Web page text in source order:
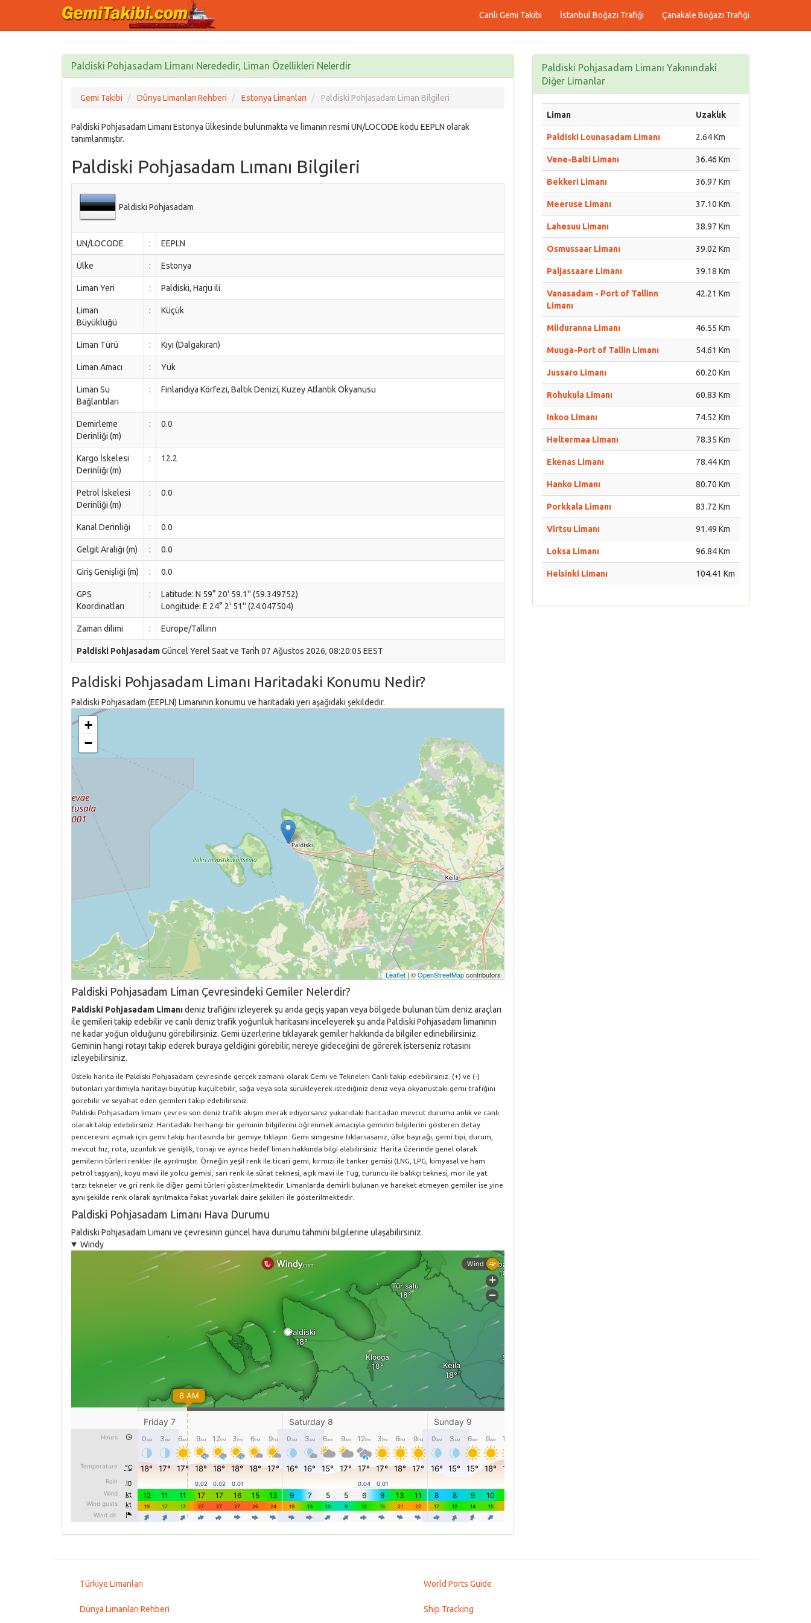
Canlı Gemi Takibi İstanbul Boğazı Trafiği Çanakale Boğazı Trafiği
Paldiski Pohjasadam Limanı Nerededir, Liman Özellikleri Nelerdir
Gemi Takibi Dünya Limanları Rehberi Estonya Limanları Paldiski Pohjasadam Liman Bilgileri
Paldiski Pohjasadam Limanı Estonya ülkesinde bulunmakta ve limanın resmi UN/LOCODE kodu EEPLN olarak
tanımlanmıştır.
Paldiski Pohjasadam Lımanı Bilgileri
Paldiski Pohjasadam
UN/LOCODE : EEPLN
Ülke : Estonya
Liman Yeri : Paldiski, Harju ili
Liman
Büyüklüğü
: Küçük
Liman Türü : Kıyı (Dalgakıran)
Liman Amacı : Yük
Liman Su
Bağlantıları
: Finlandiya Körfezi, Baltık Denizi, Kuzey Atlantik Okyanusu
Demirleme
Derinliği (m)
: 0.0
Kargo İskelesi
Derinliği (m)
: 12.2
Petrol İskelesi
Derinliği (m)
: 0.0
Kanal Derinliği : 0.0
Gelgit Aralığı (m) : 0.0
Giriş Genişliği (m) : 0.0
GPS
Koordinatları
:
Latitude: N 59° 20' 59.1'' (59.349752)
Longitude: E 24° 2' 51'' (24.047504)
Zaman dilimi : Europe/Tallinn
Paldiski PohjasadamGüncel Yerel Saat ve Tarih 07 Ağustos 2026, 08:20:05 EEST
Paldiski Pohjasadam Limanı Haritadaki Konumu Nedir?
Paldiski Pohjasadam (EEPLN) Limanının konumu ve haritadaki yeri aşağıdaki şekildedir.
+
−
Leaflet | ©OpenStreetMapcontributors
Paldiski Pohjasadam Liman Çevresindeki Gemiler Nelerdir?
Paldiski Pohjasadam Limanıdeniz trafiğini izleyerek şu anda geçiş yapan veya bölgede bulunan tüm deniz araçları
ile gemileri takip edebilir ve canlı deniz trafik yoğunluk haritasını inceleyerek şu anda Paldiski Pohjasadam limanının
ne kadar yoğun olduğunu görebilirsiniz. Gemi üzerlerine tıklayarak gemiler hakkında da bilgiler edinebilirsiniz.
Geminin hangi rotayı takip ederek buraya geldiğini görebilir, nereye gideceğini de görerek isterseniz rotasını
izleyebilirsiniz.
Üsteki harita ile Paldiski Pohjasadam çevresinde gerçek zamanlı olarak Gemi ve Tekneleri Canlı takip edebilirsiniz. (+) ve (-)
butonları yardımıyla haritayı büyütüp küçültebilir, sağa veya sola sürükleyerek istediğiniz deniz veya okyanustaki gemi trafiğini
görebilir ve seyahat eden gemileri takip edebilirsiniz.
Paldiski Pohjasadam limanı çevresi son deniz trafik akışını merak ediyorsanız yukarıdaki haritadan mevcut durumu anlık ve canlı
olarak takip edebilirsiniz. Haritadaki herhangi bir geminin bilgilerini öğrenmek amacıyla geminin bilgilerini gösteren detay
penceresini açmak için gemi takip haritasında bir gemiye tıklayın. Gemi simgesine tıklarsasanız, ülke bayrağı, gemi tipi, durum,
mevcut hız, rota, uzunluk ve genişlik, tonajı ve ayrıca hedef liman hakkında bilgi alabilirsiniz. Harita üzerinde genel olarak
gemilerin türleri renkler ile ayrılmıştır. Örneğin yeşil renk ile ticari gemi, kırmızı ile tanker gemisi (LNG, LPG, kimyasal ve ham
petrol taşıyan), koyu mavi ile yolcu gemisi, sarı renk ile sürat teknesi, açık mavi ile Tug, turuncu ile balıkçı teknesi, mor ile yat
tarzı tekneler ve gri renk ile diğer gemi türleri gösterilmektedir. Limanlarda demirli bulunan ve hareket etmeyen gemiler ise yine
aynı şekilde renk olarak ayrılmakta fakat yuvarlak daire şekilleri ile gösterilmektedir.
Paldiski Pohjasadam Limanı Hava Durumu
Paldiski Pohjasadam Limanı ve çevresinin güncel hava durumu tahmini bilgilerine ulaşabilirsiniz.
Windy
Paldiski Pohjasadam Limanı Yakınındaki
Diğer Limanlar
Liman Uzaklık
Paldiski Lounasadam Limanı 2.64 Km
Vene-Balti Limanı 36.46 Km
Bekkeri Limanı 36.97 Km
Meeruse Limanı 37.10 Km
Lahesuu Limanı 38.97 Km
Osmussaar Limanı 39.02 Km
Paljassaare Limanı 39.18 Km
Vanasadam - Port of Tallinn
Limanı
42.21 Km
Miiduranna Limanı 46.55 Km
Muuga-Port of Tallin Limanı 54.61 Km
Jussaro Limanı 60.20 Km
Rohukula Limanı 60.83 Km
Inkoo Limanı 74.52 Km
Heltermaa Limanı 78.35 Km
Ekenas Limanı 78.44 Km
Hanko Limanı 80.70 Km
Porkkala Limanı 83.72 Km
Virtsu Limanı 91.49 Km
Loksa Limanı 96.84 Km
Helsinki Limanı 104.41 Km
Türkiye Limanları
Dünya Limanları Rehberi
World Ports Guide
Ship Tracking